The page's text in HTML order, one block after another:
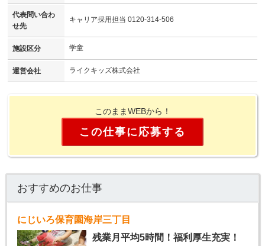
代表問い合わ
せ先
キャリア採用担当 0120-314-506
施設区分 学童
運営会社 ライクキッズ株式会社
このままWEBから！
この仕事に応募する
おすすめのお仕事
にじいろ保育園海岸三丁目
残業月平均5時間！福利厚生充実！